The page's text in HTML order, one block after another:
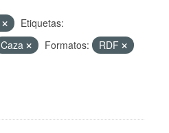
Etiquetas:
Caza Formatos:
RDF